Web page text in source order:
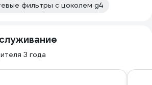
фильтры с цоколем g4
3 года